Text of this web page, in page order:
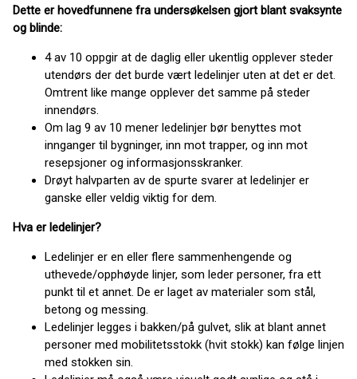
Dette er hovedfunnene fra undersøkelsen gjort blant svaksynte
og blinde:
4 av 10 oppgir at de daglig eller ukentlig opplever steder
utendørs der det burde vært ledelinjer uten at det er det.
Omtrent like mange opplever det samme på steder
innendørs.
Om lag 9 av 10 mener ledelinjer bør benyttes mot
innganger til bygninger, inn mot trapper, og inn mot
resepsjoner og informasjonsskranker.
Drøyt halvparten av de spurte svarer at ledelinjer er
ganske eller veldig viktig for dem.
Hva er ledelinjer?
Ledelinjer er en eller flere sammenhengende og
uthevede/opphøyde linjer, som leder personer, fra ett
punkt til et annet. De er laget av materialer som stål,
betong og messing.
Ledelinjer legges i bakken/på gulvet, slik at blant annet
personer med mobilitetsstokk (hvit stokk) kan følge linjen
med stokken sin.